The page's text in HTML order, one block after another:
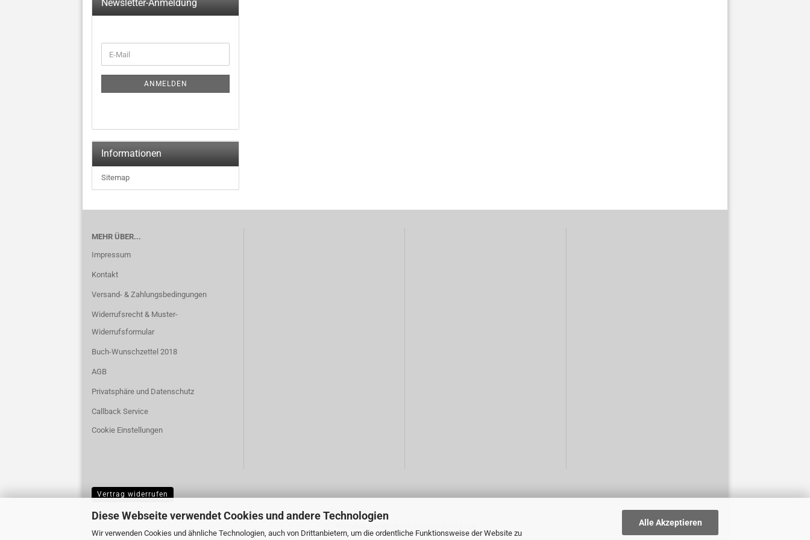
Diese Webseite verwendet Cookies und andere Technologien
Wir verwenden Cookies und ähnliche Technologien, auch von Drittanbietern, um die ordentliche Funktionsweise der Website zu
Alle Akzeptieren
Newsletter-Anmeldung
ZUR
ANMELDUNG
E-
Mail
ANMELDEN
Informationen
Sitemap
MEHR ÜBER...
Impressum
Kontakt
Versand- & Zahlungsbedingungen
Widerrufsrecht & Muster-
Widerrufsformular
Buch-Wunschzettel 2018
AGB
Privatsphäre und Datenschutz
Callback Service
Cookie Einstellungen
Vertrag widerrufen